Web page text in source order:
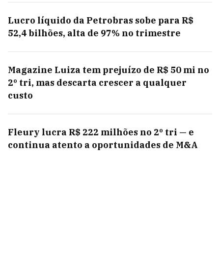
Lucro líquido da Petrobras sobe para R$
52,4 bilhões, alta de 97% no trimestre
Magazine Luiza tem prejuízo de R$ 50 mi no
2º tri, mas descarta crescer a qualquer
custo
Fleury lucra R$ 222 milhões no 2º tri — e
continua atento a oportunidades de M&A